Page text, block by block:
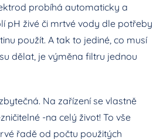
probíhá automaticky a
pH živé či mrtvé vody dle potřeby
použít. A tak to jediné, co musí
dělat, je výměna filtru jednou
Na zařízení se vlastně
-na celý život! To vše
řadě od počtu použitých